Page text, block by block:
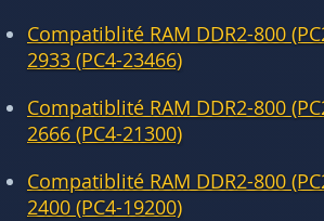
Compatiblité RAM DDR2-800
2933 (PC4-23466)
Compatiblité RAM DDR2-800
2666 (PC4-21300)
Compatiblité RAM DDR2-800
2400 (PC4-19200)